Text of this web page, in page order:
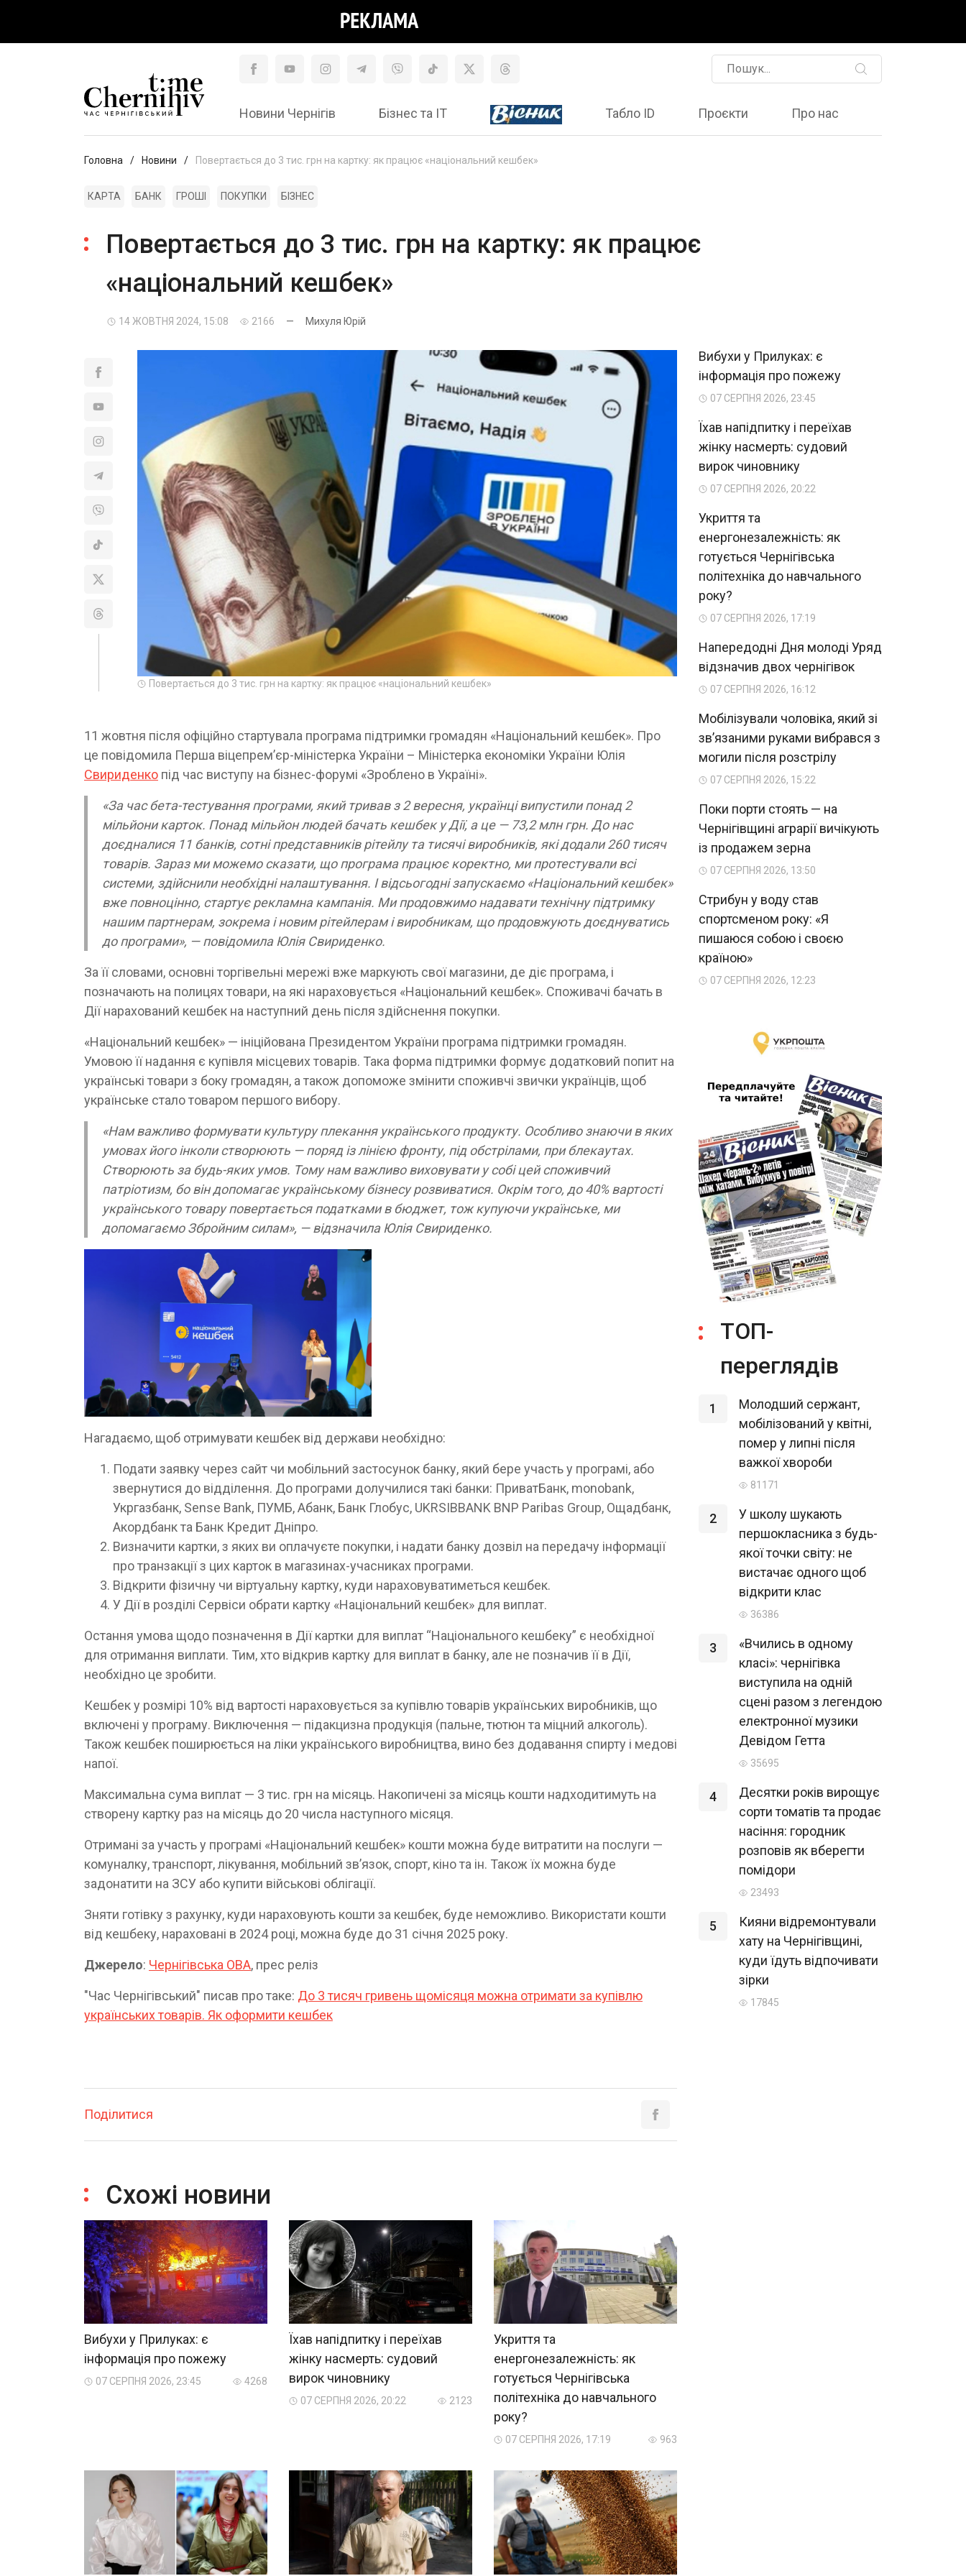
Новини Чернігів Бізнес та ІТ Табло ID Проєкти Про нас
Головна Новини Повертається до 3 тис. грн на картку: як працює «національний кешбек»
КАРТА БАНК ГРОШІ ПОКУПКИ БІЗНЕС
Повертається до 3 тис. грн на картку: як працює
«національний кешбек»
14 ЖОВТНЯ 2024, 15:08 2166 — Михуля Юрій
Повертається до 3 тис. грн на картку: як працює «національний кешбек»
11 жовтня після офіційно стартувала програма підтримки громадян «Національний кешбек». Про
це повідомила Перша віцепрем’єр-міністерка України – Міністерка економіки України Юлія
Свириденко під час виступу на бізнес-форумі «Зроблено в Україні».
«За час бета-тестування програми, який тривав з 2 вересня, українці випустили понад 2
мільйони карток. Понад мільйон людей бачать кешбек у Дії, а це — 73,2 млн грн. До нас
доєдналися 11 банків, сотні представників рітейлу та тисячі виробників, які додали 260 тисяч
товарів. Зараз ми можемо сказати, що програма працює коректно, ми протестували всі
системи, здійснили необхідні налаштування. І відсьогодні запускаємо «Національний кешбек»
вже повноцінно, стартує рекламна кампанія. Ми продовжимо надавати технічну підтримку
нашим партнерам, зокрема і новим рітейлерам і виробникам, що продовжують доєднуватись
до програми», — повідомила Юлія Свириденко.
За її словами, основні торгівельні мережі вже маркують свої магазини, де діє програма, і
позначають на полицях товари, на які нараховується «Національний кешбек». Споживачі бачать в
Дії нарахований кешбек на наступний день після здійснення покупки.
«Національний кешбек» — ініційована Президентом України програма підтримки громадян.
Умовою її надання є купівля місцевих товарів. Така форма підтримки формує додатковий попит на
українські товари з боку громадян, а також допоможе змінити споживчі звички українців, щоб
українське стало товаром першого вибору.
«Нам важливо формувати культуру плекання українського продукту. Особливо знаючи в яких
умовах його інколи створюють — поряд із лінією фронту, під обстрілами, при блекаутах.
Створюють за будь-яких умов. Тому нам важливо виховувати у собі цей споживчий
патріотизм, бо він допомагає українському бізнесу розвиватися. Окрім того, до 40% вартості
українського товару повертається податками в бюджет, тож купуючи українське, ми
допомагаємо Збройним силам», — відзначила Юлія Свириденко.
Нагадаємо, щоб отримувати кешбек від держави необхідно:
Подати заявку через сайт чи мобільний застосунок банку, який бере участь у програмі, або
звернутися до відділення. До програми долучилися такі банки: ПриватБанк, monobank,
Укргазбанк, Sense Bank, ПУМБ, Абанк, Банк Глобус, UKRSIBBANK BNP Paribas Group, Ощадбанк,
Акордбанк та Банк Кредит Дніпро.
Визначити картки, з яких ви оплачуєте покупки, і надати банку дозвіл на передачу інформації
про транзакції з цих карток в магазинах-учасниках програми.
Відкрити фізичну чи віртуальну картку, куди нараховуватиметься кешбек.
У Дії в розділі Сервіси обрати картку «Національний кешбек» для виплат.
Остання умова щодо позначення в Дії картки для виплат “Національного кешбеку” є необхідної
для отримання виплати. Тим, хто відкрив картку для виплат в банку, але не позначив її в Дії,
необхідно це зробити.
Кешбек у розмірі 10% від вартості нараховується за купівлю товарів українських виробників, що
включені у програму. Виключення — підакцизна продукція (пальне, тютюн та міцний алкоголь).
Також кешбек поширюється на ліки українського виробництва, вино без додавання спирту і медові
напої.
Максимальна сума виплат — 3 тис. грн на місяць. Накопичені за місяць кошти надходитимуть на
створену картку раз на місяць до 20 числа наступного місяця.
Отримані за участь у програмі «Національний кешбек» кошти можна буде витратити на послуги —
комуналку, транспорт, лікування, мобільний зв’язок, спорт, кіно та ін. Також їх можна буде
задонатити на ЗСУ або купити військові облігації.
Зняти готівку з рахунку, куди нараховують кошти за кешбек, буде неможливо. Використати кошти
від кешбеку, нараховані в 2024 році, можна буде до 31 січня 2025 року.
Джерело: Чернігівська ОВА, прес реліз
"Час Чернігівський" писав про таке: До 3 тисяч гривень щомісяця можна отримати за купівлю
українських товарів. Як оформити кешбек
Поділитися
Схожі новини
Вибухи у Прилуках: є
інформація про пожежу
07 СЕРПНЯ 2026, 23:45 4268
Їхав напідпитку і переїхав
жінку насмерть: судовий
вирок чиновнику
07 СЕРПНЯ 2026, 20:22 2123
Укриття та
енергонезалежність: як
готується Чернігівська
політехніка до навчального
року?
07 СЕРПНЯ 2026, 17:19 963
Вибухи у Прилуках: є
інформація про пожежу
07 СЕРПНЯ 2026, 23:45
Їхав напідпитку і переїхав
жінку насмерть: судовий
вирок чиновнику
07 СЕРПНЯ 2026, 20:22
Укриття та
енергонезалежність: як
готується Чернігівська
політехніка до навчального
року?
07 СЕРПНЯ 2026, 17:19
Напередодні Дня молоді Уряд
відзначив двох чернігівок
07 СЕРПНЯ 2026, 16:12
Мобілізували чоловіка, який зі
зв’язаними руками вибрався з
могили після розстрілу
07 СЕРПНЯ 2026, 15:22
Поки порти стоять — на
Чернігівщині аграрії вичікують
із продажем зерна
07 СЕРПНЯ 2026, 13:50
Стрибун у воду став
спортсменом року: «Я
пишаюся собою і своєю
країною»
07 СЕРПНЯ 2026, 12:23
ТОП-
переглядів
1
Молодший сержант,
мобілізований у квітні,
помер у липні після
важкої хвороби
81171
2
У школу шукають
першокласника з будь-
якої точки світу: не
вистачає одного щоб
відкрити клас
36386
3
«Вчились в одному
класі»: чернігівка
виступила на одній
сцені разом з легендою
електронної музики
Девідом Гетта
35695
4
Десятки років вирощує
сорти томатів та продає
насіння: городник
розповів як вберегти
помідори
23493
5
Кияни відремонтували
хату на Чернігівщині,
куди їдуть відпочивати
зірки
17845